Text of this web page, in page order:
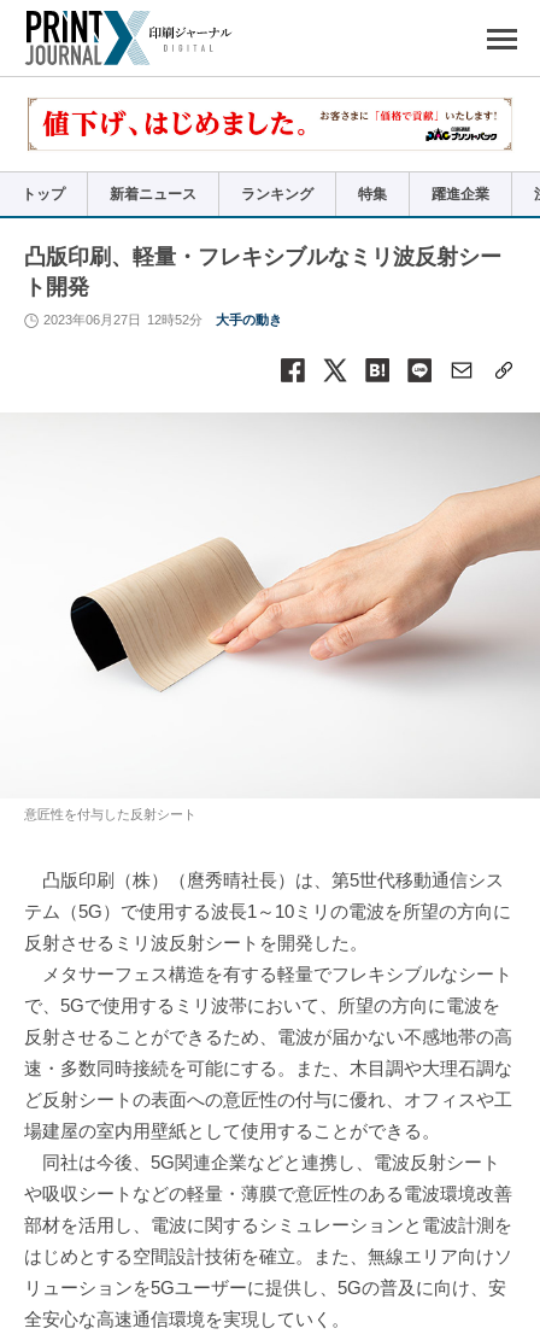
で
リ
トップ 新着ニュース ランキング 特集 躍進企業
凸版印刷、軽量・フレキシブルなミリ波反射シー
ト開発
2023年06月27日 12時52分 大手の動き
意匠性を付与した反射シート
凸版印刷（株）（麿秀晴社長）は、第5世代移動通信シス
テム（5G）で使用する波長1～10ミリの電波を所望の方向に
反射させるミリ波反射シートを開発した。
メタサーフェス構造を有する軽量でフレキシブルなシート
で、5Gで使用するミリ波帯において、所望の方向に電波を
反射させることができるため、電波が届かない不感地帯の高
速・多数同時接続を可能にする。また、木目調や大理石調な
ど反射シートの表面への意匠性の付与に優れ、オフィスや工
場建屋の室内用壁紙として使用することができる。
同社は今後、5G関連企業などと連携し、電波反射シート
や吸収シートなどの軽量・薄膜で意匠性のある電波環境改善
部材を活用し、電波に関するシミュレーションと電波計測を
はじめとする空間設計技術を確立。また、無線エリア向けソ
リューションを5Gユーザーに提供し、5Gの普及に向け、安
全安心な高速通信環境を実現していく。